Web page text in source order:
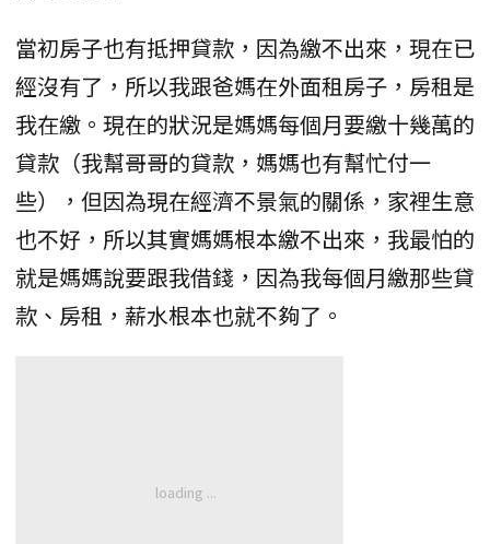
當初房子也有抵押貸款，因為繳不出來，現在已
經沒有了，所以我跟爸媽在外面租房子，房租是
我在繳。現在的狀況是媽媽每個月要繳十幾萬的
貸款（我幫哥哥的貸款，媽媽也有幫忙付一
些），但因為現在經濟不景氣的關係，家裡生意
也不好，所以其實媽媽根本繳不出來，我最怕的
就是媽媽說要跟我借錢，因為我每個月繳那些貸
款、房租，薪水根本也就不夠了。